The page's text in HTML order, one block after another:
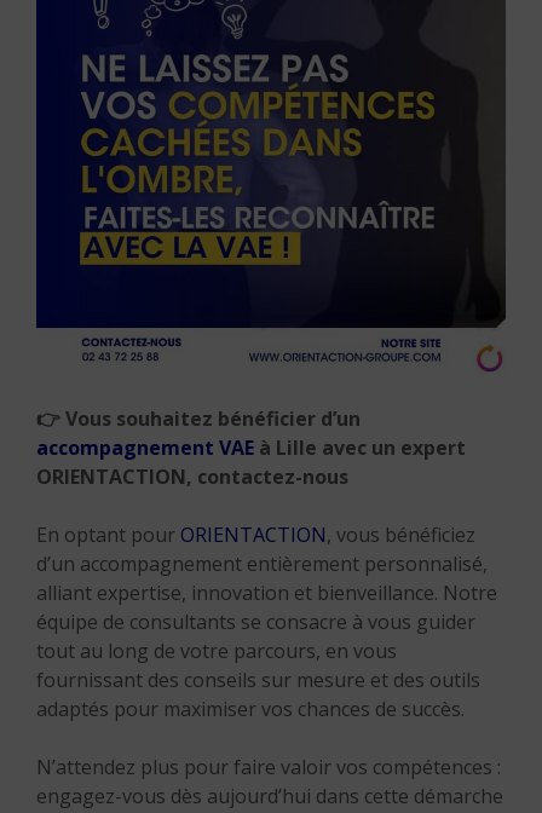
👉Vous souhaitez bénéficier d’un
accompagnement VAE à Lille avec un expert
ORIENTACTION, contactez-nous
En optant pour ORIENTACTION, vous bénéficiez
d’un accompagnement entièrement personnalisé,
alliant expertise, innovation et bienveillance. Notre
équipe de consultants se consacre à vous guider
tout au long de votre parcours, en vous
fournissant des conseils sur mesure et des outils
adaptés pour maximiser vos chances de succès.
N’attendez plus pour faire valoir vos compétences :
engagez-vous dès aujourd’hui dans cette démarche